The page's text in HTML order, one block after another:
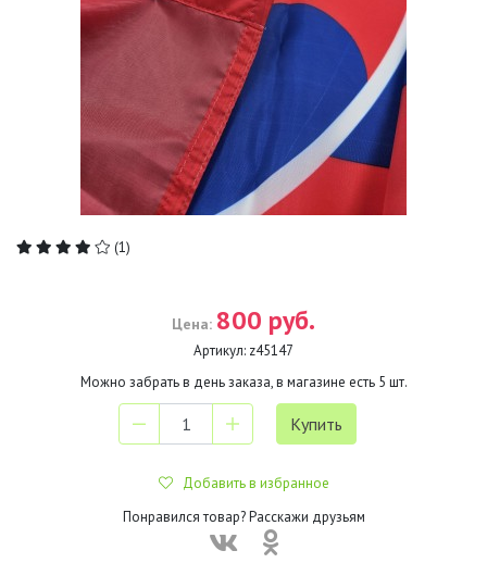
(1)
Цена: 800 руб.
Артикул: z45147
Можно забрать в день заказа, в магазине есть 5 шт.
Добавить в избранное
Понравился товар? Расскажи друзьям